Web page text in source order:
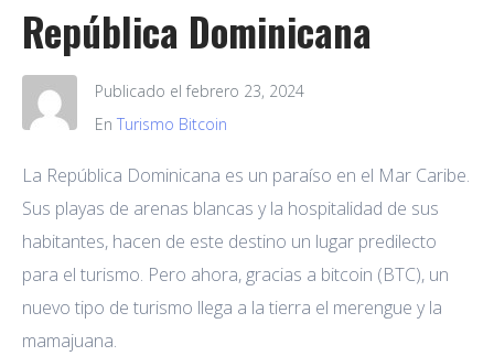
Publicado el febrero 23, 2024
En Turismo Bitcoin
República Dominicana
La República Dominicana es un paraíso en el Mar Caribe.
Sus playas de arenas blancas y la hospitalidad de sus
habitantes, hacen de este destino un lugar predilecto
para el turismo. Pero ahora, gracias a bitcoin (BTC), un
nuevo tipo de turismo llega a la tierra el merengue y la
mamajuana.